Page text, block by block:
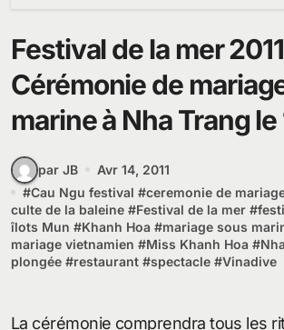
Festival de la mer
Cérémonie de
marine à Nha Trang le
par JB
Avr 14, 2011
#Cau Ngu festival #ceremonie de
culte de la baleine #Festival de la mer #
îlots Mun #Khanh Hoa #mariage sous
mariage vietnamien #Miss Khanh Hoa #
plongée #restaurant #spectacle #Vinadive
La cérémonie comprendra tous les rites